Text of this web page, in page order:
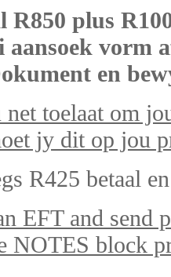
R850 plus
vorm
en
net toelaat om
jy dit op jou
R425 betaal
and send
NOTES block